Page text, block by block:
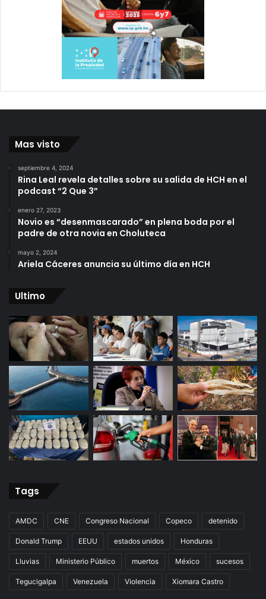
Mas visto
septiembre 4, 2024
Rina Leal revela detalles sobre su salida de HCH en el
podcast “2 Que 3”
enero 27, 2023
Novio es “desenmascarado” en plena boda por el
padre de otra novia en Choluteca
mayo 2, 2024
Ariela Cáceres anuncia su último día en HCH
Ultimo
Tags
AMDC CNE Congreso Nacional Copeco detenido
Donald Trump EEUU estados unidos Honduras
Lluvias Ministerio Público muertos México sucesos
Tegucigalpa Venezuela Violencia Xiomara Castro